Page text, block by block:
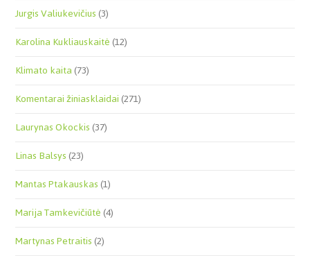
Jurgis Valiukevičius(3)
Karolina Kukliauskaitė(12)
Klimato kaita(73)
Komentarai žiniasklaidai(271)
Laurynas Okockis(37)
Linas Balsys(23)
Mantas Ptakauskas(1)
Marija Tamkevičiūtė(4)
Martynas Petraitis(2)